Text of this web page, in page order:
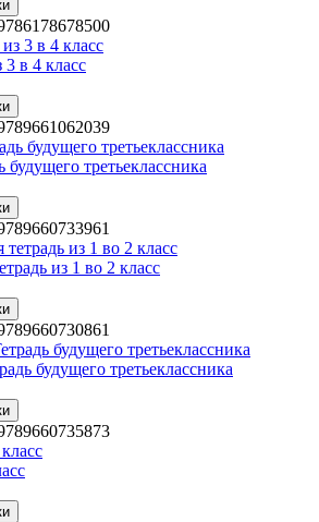
в 4 класс
третьеклассника
из 1 во 2 класс
будущего третьеклассника